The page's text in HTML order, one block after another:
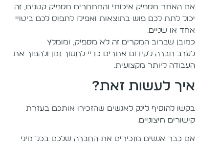
אם האתר מספיק איכותי והמתחרים מספיק קטנים, זה
יכול לתת לכם פוש בתוצאות ואפילו לתפוס לכם ביטויי
אחד או שניים.
כמובן שברוב המקרים זה לא מספיק, ומומלץ
לערב חברה לקידום אתרים כדיי לחסוך זמן ולהפוך את
העבודה ליותר מקצועית.
איך לעשות זאת?
בקשו להוסיף לינק לאנשים שהזכירו אותכם בעזרת
קישורים חיצוניים.
אם כבר אנשים מזכירים את החברה שלכם בכל מיני